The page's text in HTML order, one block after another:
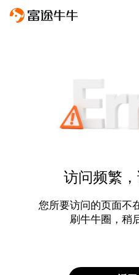
访问频繁
您所要访问的页面不
刷牛牛圈，稍